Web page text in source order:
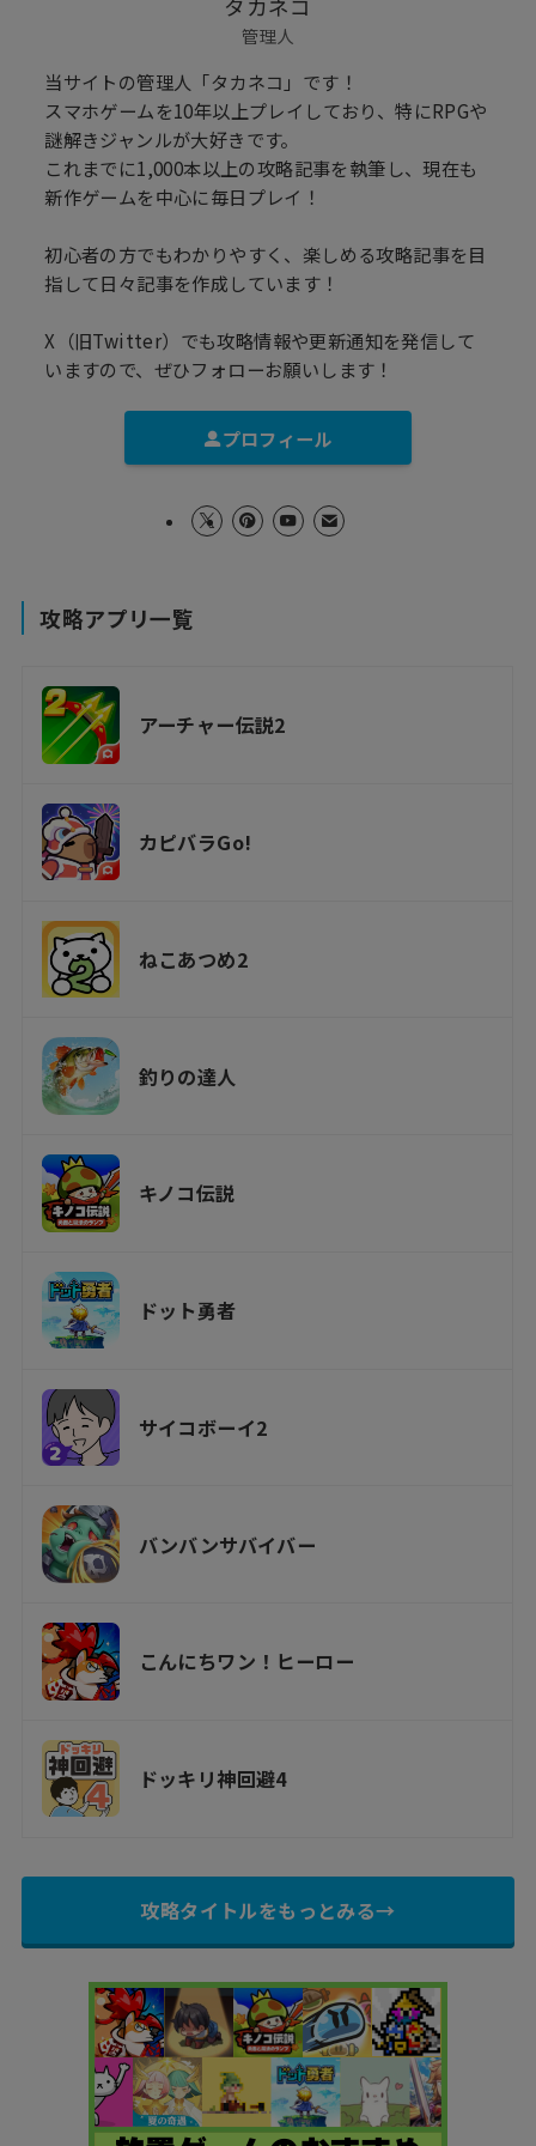
タカネコ
管理人
当サイトの管理人「タカネコ」です！
スマホゲームを10年以上プレイしており、特にRPGや
謎解きジャンルが大好きです。
これまでに1,000本以上の攻略記事を執筆し、現在も
新作ゲームを中心に毎日プレイ！
初心者の方でもわかりやすく、楽しめる攻略記事を目
指して日々記事を作成しています！
X（旧Twitter）でも攻略情報や更新通知を発信して
いますので、ぜひフォローお願いします！
プロフィール
攻略アプリ一覧
アーチャー伝説2
カピバラGo!
ねこあつめ2
釣りの達人
キノコ伝説
ドット勇者
サイコボーイ2
バンバンサバイバー
こんにちワン！ヒーロー
ドッキリ神回避4
攻略タイトルをもっとみる→